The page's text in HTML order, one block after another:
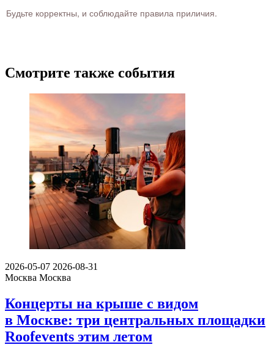
Будьте корректны, и соблюдайте правила приличия.
Смотрите также события
2026-05-07 2026-08-31
Москва Москва
Концерты на крыше с видом
в Москве: три центральных площадки
Roofevents этим летом